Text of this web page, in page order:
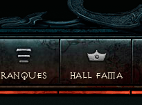
RANQUES HALL FAMA